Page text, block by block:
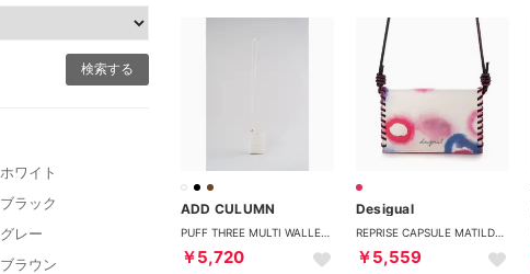
ホワイト
ブラック
グレー
ブラウン
ADD CULUMN
￥5,720
Desigual
￥5,559